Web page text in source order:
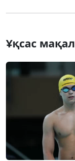
Ұқсас